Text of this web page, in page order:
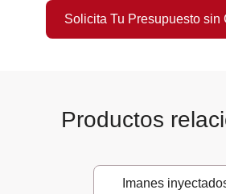
Solicita Tu Presupuesto sin
Productos
Imanes